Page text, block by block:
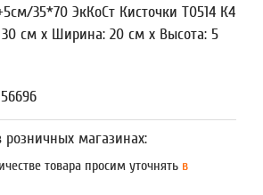
35*70 ЭкКоСт Кисточки Т0514 К4
см x Ширина: 20 см x Высота: 5
розничных магазинах:
товара просим уточнять в